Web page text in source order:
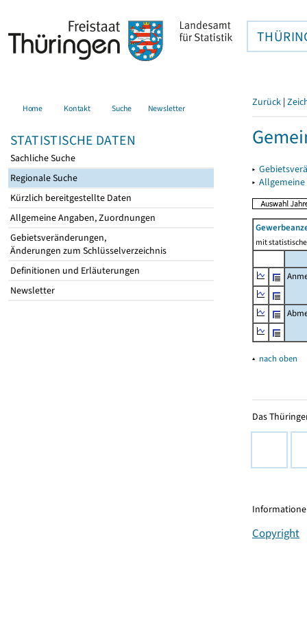
Home Kontakt Suche Newsletter
STATISTISCHE DATEN
Sachliche Suche
Regionale Suche
Kürzlich bereitgestellte Daten
Allgemeine Angaben, Zuordnungen
Gebietsveränderungen,
Änderungen zum Schlüsselverzeichnis
Definitionen und Erläuterungen
Newsletter
Zurück |
▸
▸
mit
▴ nach oben
Das
Copyright